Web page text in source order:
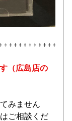
（広島店の
みません
ご相談くだ